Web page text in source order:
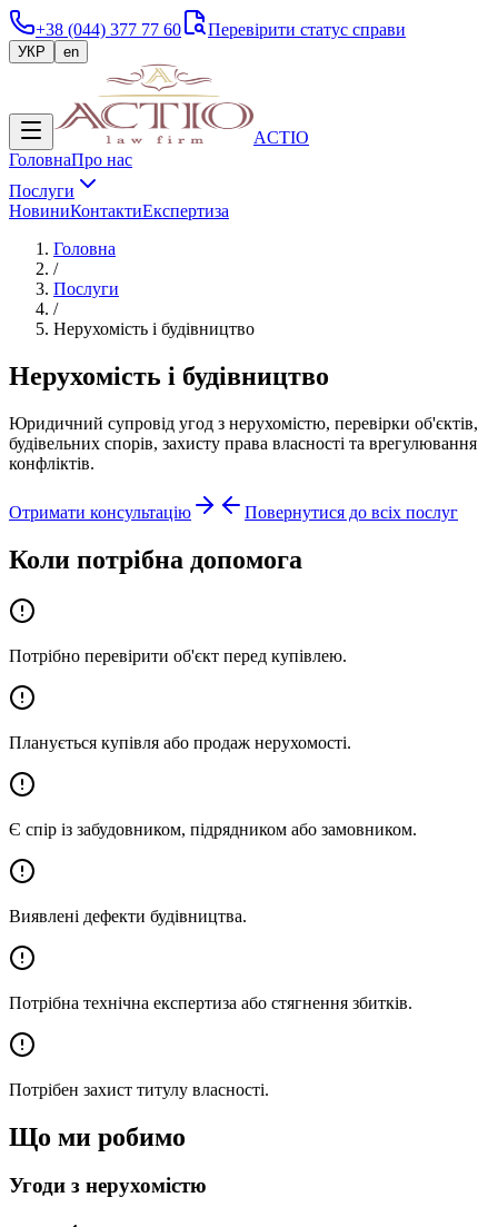
+38 (044) 377 77 60 Перевірити статус справи
УКР en
ACTIO
ГоловнаПро нас
Послуги
НовиниКонтактиЕкспертиза
Головна
/
Послуги
/
Нерухомість і будівництво
Нерухомість і будівництво
Юридичний супровід угод з нерухомістю, перевірки об'єктів,
будівельних спорів, захисту права власності та врегулювання
конфліктів.
Отримати консультацію Повернутися до всіх послуг
Коли потрібна допомога
Потрібно перевірити об'єкт перед купівлею.
Планується купівля або продаж нерухомості.
Є спір із забудовником, підрядником або замовником.
Виявлені дефекти будівництва.
Потрібна технічна експертиза або стягнення збитків.
Потрібен захист титулу власності.
Що ми робимо
Угоди з нерухомістю